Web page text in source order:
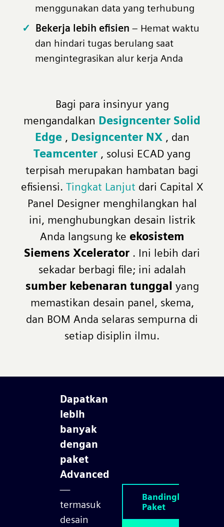
menggunakan data yang terhubung
Bekerja lebih efisien – Hemat waktu
dan hindari tugas berulang saat
mengintegrasikan alur kerja Anda
Bagi para insinyur yang
mengandalkan Designcenter Solid
Edge, Designcenter NX, dan
Teamcenter , solusi ECAD yang
terpisah merupakan hambatan bagi
efisiensi. Tingkat Lanjut dari Capital X
Panel Designer menghilangkan hal
ini, menghubungkan desain listrik
Anda langsung ke ekosistem
Siemens Xcelerator . Ini lebih dari
sekadar berbagi file; ini adalah
sumber kebenaran tunggal yang
memastikan desain panel, skema,
dan BOM Anda selaras sempurna di
setiap disiplin ilmu.
Dapatkan
lebih
banyak
dengan
paket
Advanced
—
termasuk
desain
Bandingkan
Paket